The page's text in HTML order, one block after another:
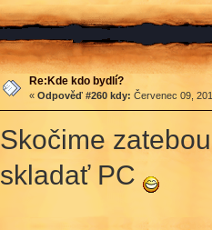
Re:Kde kdo bydlí?
« Odpověď #260 kdy: Červenec 09,
Skočime
skladať PC